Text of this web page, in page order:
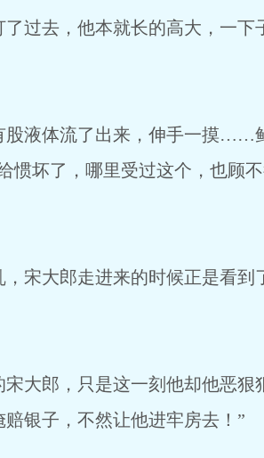
去，他本就长的高大，一下
液体流了出来，伸手一摸……
惯坏了，哪里受过这个，也顾
大郎走进来的时候正是看到
郎，只是这一刻他却他恶狠
银子，不然让他进牢房去！”